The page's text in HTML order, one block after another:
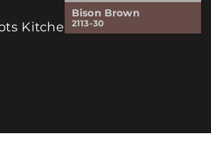
Bison Brown
2113-30